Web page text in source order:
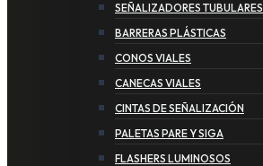
SEÑALIZADORES TUBULARES
BARRERAS PLÁSTICAS
CONOS VIALES
CANECAS VIALES
CINTAS DE SEÑALIZACIÓN
PALETAS PARE Y SIGA
FLASHERS LUMINOSOS